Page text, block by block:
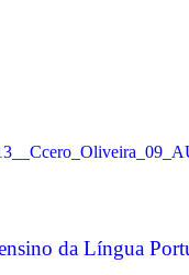
da Língua